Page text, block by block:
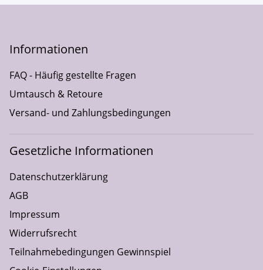
Informationen
FAQ - Häufig gestellte Fragen
Umtausch & Retoure
Versand- und Zahlungsbedingungen
Gesetzliche Informationen
Datenschutzerklärung
AGB
Impressum
Widerrufsrecht
Teilnahmebedingungen Gewinnspiel